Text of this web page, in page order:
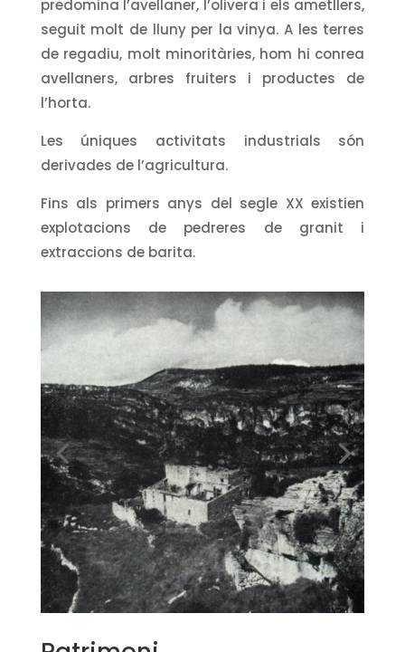
predomina l’avellaner, l’olivera i els ametllers,
seguit molt de lluny per la vinya. A les terres
de regadiu, molt minoritàries, hom hi conrea
avellaners, arbres fruiters i productes de
l’horta.
Les úniques activitats industrials són
derivades de l’agricultura.
Fins als primers anys del segle XX existien
explotacions de pedreres de granit i
extraccions de barita.